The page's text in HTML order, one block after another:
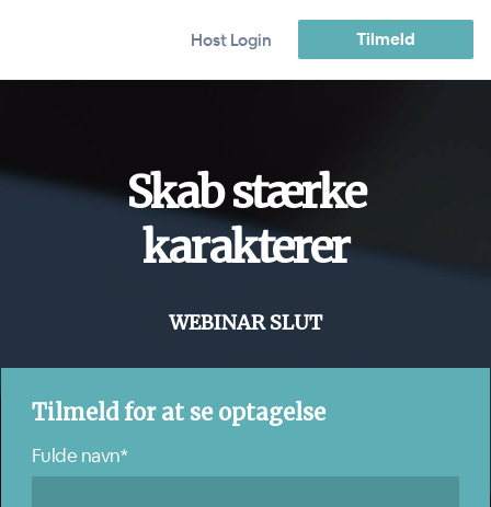
Host Login Tilmeld
Skab stærke
karakterer
WEBINAR SLUT
Tilmeld for at se optagelse
Fulde navn*